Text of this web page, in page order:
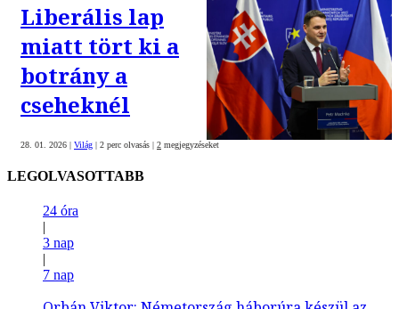
Liberális lap
miatt tört ki a
botrány a
cseheknél
28. 01. 2026 | Világ | 2 perc olvasás | 2 megjegyzéseket
LEGOLVASOTTABB
24 óra
|
3 nap
|
7 nap